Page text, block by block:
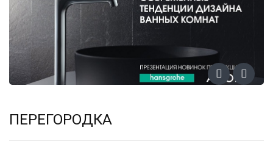
ПЕРЕГОРОДКА